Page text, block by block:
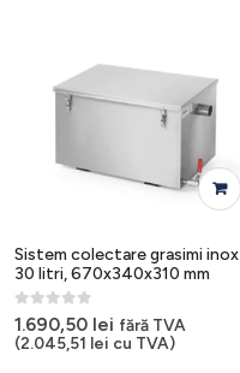
Sistem colectare grasimi inox
30 litri, 670x340x310 mm
0 out of 5
1.690,50 lei fără TVA
(2.045,51 lei cu TVA)